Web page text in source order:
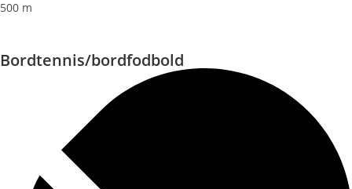
500 m
Bordtennis/bordfodbold